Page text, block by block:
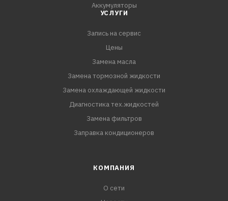
GGH30W, GGH35, GGH35W
Toyota Venza, GGV10, GGV15
Аккумуляторы
УСЛУГИ
Запись на сервис
Цены
Замена масла
Замена тормозной жидкости
Замена охлаждающей жидкости
Диагностика тех.жидкостей
Замена фильтров
Заправка кондиционеров
КОМПАНИЯ
О сети